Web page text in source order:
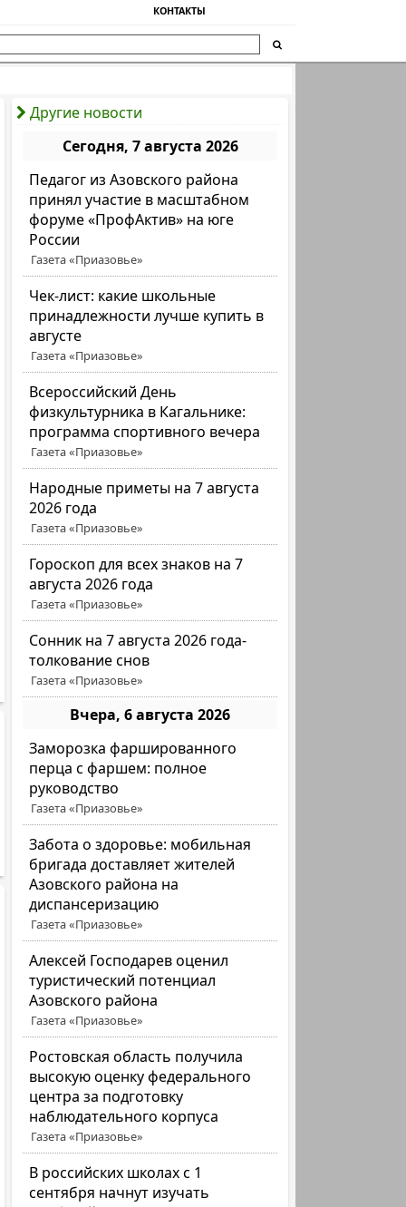
КОНТАКТЫ
Другие новости
Сегодня, 7 августа 2026
Педагог из Азовского района
принял участие в масштабном
форуме «ПрофАктив» на юге
России
Газета «Приазовье»
Чек-лист: какие школьные
принадлежности лучше купить в
августе
Газета «Приазовье»
Всероссийский День
физкультурника в Кагальнике:
программа спортивного вечера
Газета «Приазовье»
Народные приметы на 7 августа
2026 года
Газета «Приазовье»
Гороскоп для всех знаков на 7
августа 2026 года
Газета «Приазовье»
Сонник на 7 августа 2026 года-
толкование снов
Газета «Приазовье»
Вчера, 6 августа 2026
Заморозка фаршированного
перца с фаршем: полное
руководство
Газета «Приазовье»
Забота о здоровье: мобильная
бригада доставляет жителей
Азовского района на
диспансеризацию
Газета «Приазовье»
Алексей Господарев оценил
туристический потенциал
Азовского района
Газета «Приазовье»
Ростовская область получила
высокую оценку федерального
центра за подготовку
наблюдательного корпуса
Газета «Приазовье»
В российских школах с 1
сентября начнут изучать